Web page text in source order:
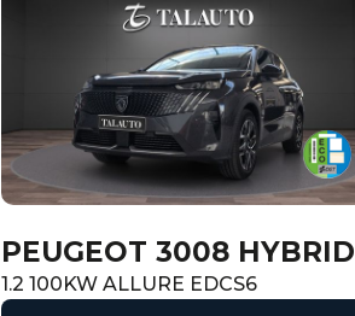
PEUGEOT 3008 HYBRID
1.2 100KW ALLURE EDCS6